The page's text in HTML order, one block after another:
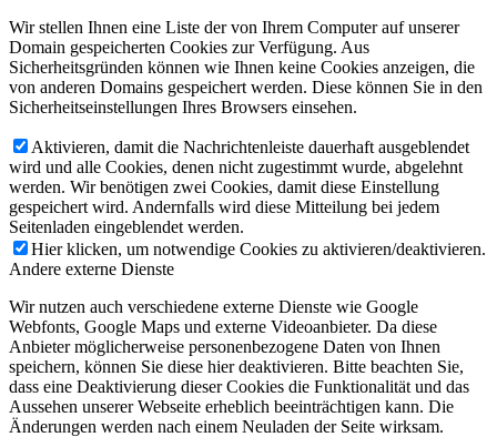
Wir stellen Ihnen eine Liste der von Ihrem Computer auf unserer
Domain gespeicherten Cookies zur Verfügung. Aus
Sicherheitsgründen können wie Ihnen keine Cookies anzeigen, die
von anderen Domains gespeichert werden. Diese können Sie in den
Sicherheitseinstellungen Ihres Browsers einsehen.
Aktivieren, damit die Nachrichtenleiste dauerhaft ausgeblendet
wird und alle Cookies, denen nicht zugestimmt wurde, abgelehnt
werden. Wir benötigen zwei Cookies, damit diese Einstellung
gespeichert wird. Andernfalls wird diese Mitteilung bei jedem
Seitenladen eingeblendet werden.
Hier klicken, um notwendige Cookies zu aktivieren/deaktivieren.
Andere externe Dienste
Wir nutzen auch verschiedene externe Dienste wie Google
Webfonts, Google Maps und externe Videoanbieter. Da diese
Anbieter möglicherweise personenbezogene Daten von Ihnen
speichern, können Sie diese hier deaktivieren. Bitte beachten Sie,
dass eine Deaktivierung dieser Cookies die Funktionalität und das
Aussehen unserer Webseite erheblich beeinträchtigen kann. Die
Änderungen werden nach einem Neuladen der Seite wirksam.